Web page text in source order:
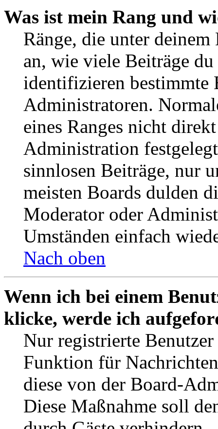
Was ist mein Rang und
Ränge, die unter deinem
an, wie viele Beiträge
identifizieren bestimmte
Administratoren.
eines Ranges nicht
Administration
sinnlosen Beiträge, nur
meisten Boards dulden
Moderator oder
Umständen einfach
Nach oben
Wenn ich bei einem
klicke, werde ich
Nur registrierte
Funktion für
diese von der Board-
Diese Maßnahme soll